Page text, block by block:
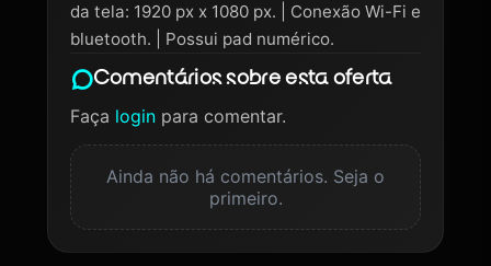
da tela: 1920 px x 1080 px. | Conexão Wi-Fi e
bluetooth. | Possui pad numérico.
Comentários sobre esta oferta
Faça loginpara comentar.
Ainda não há comentários. Seja o
primeiro.